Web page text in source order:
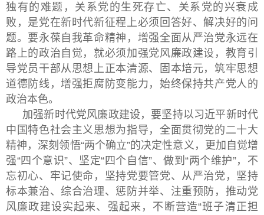
独有的难题，关系党的生死存亡、关系党的兴衰成
败，是党在新时代新征程上必须回答好、解决好的问
题。要永葆自我革命精神，增强全面从严治党永远在
路上的政治自觉，就必须加强党风廉政建设，教育引
导党员干部从思想上正本清源、固本培元，筑牢思想
道德防线，增强拒腐防变能力，始终保持共产党人的
政治本色。
加强新时代党风廉政建设，要坚持以习近平新时代
中国特色社会主义思想为指导，全面贯彻党的二十大
精神，深刻领悟“两个确立”的决定性意义，更加自觉增
强“四个意识”、坚定“四个自信”、做到“两个维护”，不
忘初心、牢记使命，坚持党要管党、从严治党，坚持
标本兼治、综合治理、惩防并举、注重预防，推动党
风廉政建设实起来、强起来，不断营造“班子清正担